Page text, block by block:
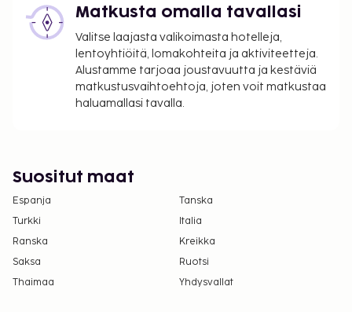
Syöttötuoli: 10 EUR per yöpyminen
Yllä oleva luettelo ei ehkä kata kaikkea. Maksut ja
takuumaksut eivät välttämättä sisällä veroja, ja ne
saattavat muuttua.
ottamalla yhteyttä majoituspaikkaan
Kausiluontoinen uima-allas on käytettävissä
toukokuusta syyskuuhun.
Majoituspaikka siivotaan ammattimaisesti.
Kontaktiton uloskirjautuminen on saatavilla.
Matkusta omalla tavallasi
Valitse laajasta valikoimasta hotelleja,
lentoyhtiöitä, lomakohteita ja aktiviteetteja.
Alustamme tarjoaa joustavuutta ja kestäviä
matkustusvaihtoehtoja, joten voit matkustaa
haluamallasi tavalla.
Suositut maat
Espanja
Tanska
Turkki
Italia
Ranska
Kreikka
Saksa
Ruotsi
Thaimaa
Yhdysvallat